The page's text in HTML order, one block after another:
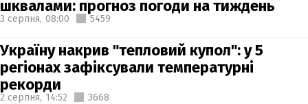
шквалами: прогноз погоди на тиждень
3 серпня, 08:00 5459
Україну накрив "тепловий купол": у 5
регіонах зафіксували температурні
рекорди
2 серпня, 14:52 3668